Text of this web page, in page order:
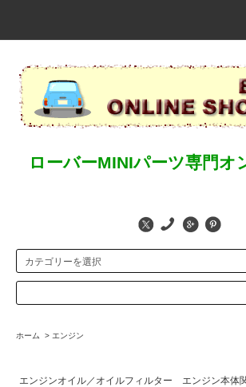
ローバーMINIパーツ専門オ
ホーム > エンジン
エンジンオイル／オイルフィルター エンジン本体